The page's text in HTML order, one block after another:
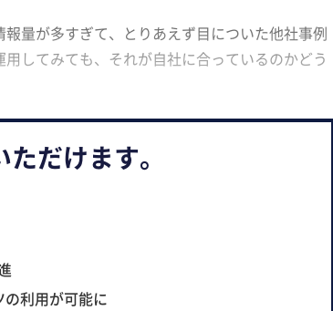
量が多すぎて、とりあえず目についた他社事例
してみても、それが自社に合っているのかどう
だけます。
利用が可能に